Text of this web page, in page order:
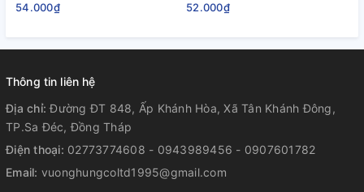
54.000₫
52.000₫
Thông tin liên hệ
Địa chỉ:Đường ĐT 848, Ấp Khánh Hòa, Xã Tân Khánh Đông,
TP.Sa Đéc, Đồng Tháp
Điện thoại: 02773774608 - 0943989456 - 0907601782
Email: vuonghungcoltd1995@gmail.com